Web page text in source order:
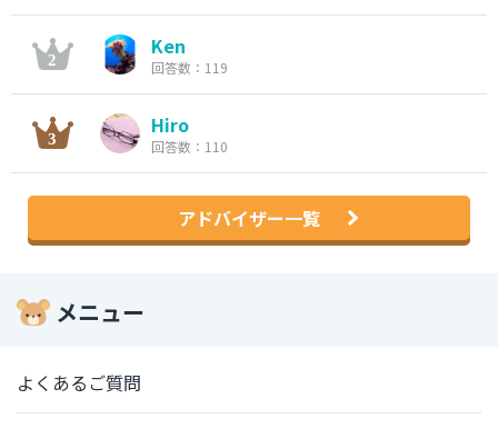
Ken
回答数：119
Hiro
回答数：110
アドバイザー一覧
メニュー
よくあるご質問